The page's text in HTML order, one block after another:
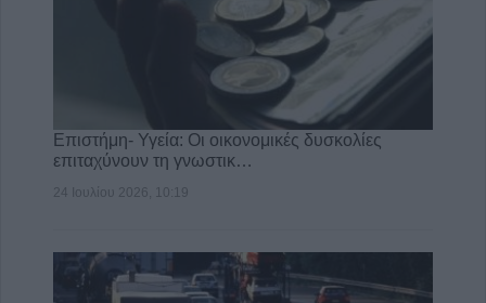
Επιστήμη- Υγεία: Οι οικονομικές δυσκολίες
επιταχύνουν τη γνωστικ…
24 Ιουλίου 2026, 10:19